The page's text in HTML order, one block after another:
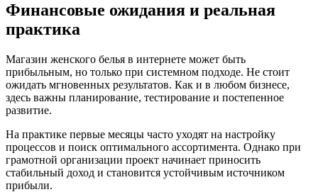
Финансовые ожидания и реальная
практика
Магазин женского белья в интернете может быть
прибыльным, но только при системном подходе. Не стоит
ожидать мгновенных результатов. Как и в любом бизнесе,
здесь важны планирование, тестирование и постепенное
развитие.
На практике первые месяцы часто уходят на настройку
процессов и поиск оптимального ассортимента. Однако при
грамотной организации проект начинает приносить
стабильный доход и становится устойчивым источником
прибыли.